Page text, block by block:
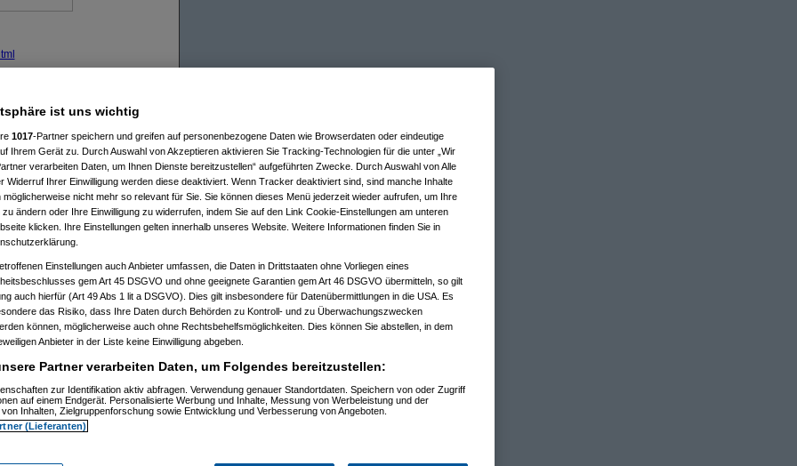
ist uns wichtig
1017-Partner speichern und greifen auf personenbezogene Daten wie Browserdaten oder eindeutige
Ihrem Gerät zu. Durch Auswahl von Akzeptieren aktivieren Sie Tracking-Technologien für die unter „Wir
verarbeiten Daten, um Ihnen Dienste bereitzustellen“ aufgeführten Zwecke. Durch Auswahl von Alle
Widerruf Ihrer Einwilligung werden diese deaktiviert. Wenn Tracker deaktiviert sind, sind manche Inhalte
möglicherweise nicht mehr so relevant für Sie. Sie können dieses Menü jederzeit wieder aufrufen, um Ihre
zu ändern oder Ihre Einwilligung zu widerrufen, indem Sie auf den Link Cookie-Einstellungen am unteren
klicken. Ihre Einstellungen gelten innerhalb unseres Website. Weitere Informationen finden Sie in
Einstellungen auch Anbieter umfassen, die Daten in Drittstaaten ohne Vorliegen eines
gem Art 45 DSGVO und ohne geeignete Garantien gem Art 46 DSGVO übermitteln, so gilt
auch hierfür (Art 49 Abs 1 lit a DSGVO). Dies gilt insbesondere für Datenübermittlungen in die USA. Es
das Risiko, dass Ihre Daten durch Behörden zu Kontroll- und zu Überwachungszwecken
können, möglicherweise auch ohne Rechtsbehelfsmöglichkeiten. Dies können Sie abstellen, in dem
Anbieter in der Liste keine Einwilligung abgeben.
Partner verarbeiten Daten, um Folgendes bereitzustellen:
zur Identifikation aktiv abfragen. Verwendung genauer Standortdaten. Speichern von oder Zugriff
auf einem Endgerät. Personalisierte Werbung und Inhalte, Messung von Werbeleistung und der
Inhalten, Zielgruppenforschung sowie Entwicklung und Verbesserung von Angeboten.
(Lieferanten)